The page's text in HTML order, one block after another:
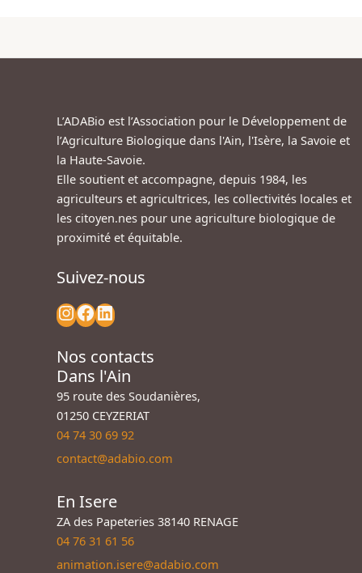
L’ADABio est l’Association pour le Développement de
l’Agriculture Biologique dans l'Ain, l'Isère, la Savoie et
la Haute-Savoie.
Elle soutient et accompagne, depuis 1984, les
agriculteurs et agricultrices, les collectivités locales et
les citoyen.nes pour une agriculture biologique de
proximité et équitable.
Suivez-nous
Nos contacts
Dans l'Ain
95 route des Soudanières,
01250 CEYZERIAT
04 74 30 69 92
contact@adabio.com
En Isere
ZA des Papeteries 38140 RENAGE
04 76 31 61 56
animation.isere@adabio.com